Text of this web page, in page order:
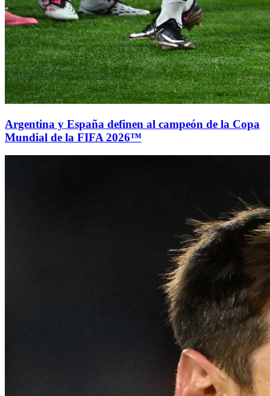
Argentina y España definen al campeón de la Copa
Mundial de la FIFA 2026™